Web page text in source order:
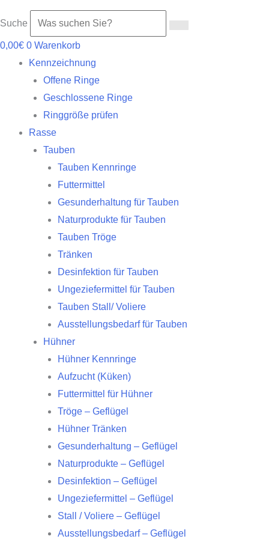
Suche
0,00€ 0 Warenkorb
Kennzeichnung
Offene Ringe
Geschlossene Ringe
Ringgröße prüfen
Rasse
Tauben
Tauben Kennringe
Futtermittel
Gesunderhaltung für Tauben
Naturprodukte für Tauben
Tauben Tröge
Tränken
Desinfektion für Tauben
Ungeziefermittel für Tauben
Tauben Stall/ Voliere
Ausstellungsbedarf für Tauben
Hühner
Hühner Kennringe
Aufzucht (Küken)
Futtermittel für Hühner
Tröge – Geflügel
Hühner Tränken
Gesunderhaltung – Geflügel
Naturprodukte – Geflügel
Desinfektion – Geflügel
Ungeziefermittel – Geflügel
Stall / Voliere – Geflügel
Ausstellungsbedarf – Geflügel